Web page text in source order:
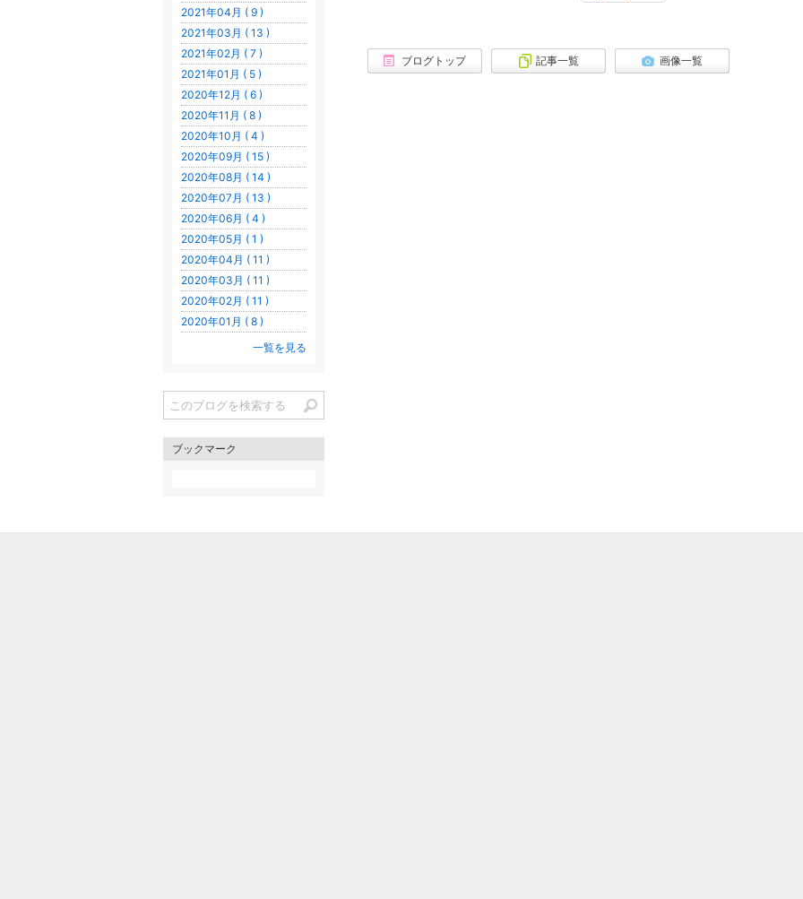
ブログトップ 記事一覧 画像一覧
2021年04月 ( 9 )
2021年03月 ( 13 )
2021年02月 ( 7 )
2021年01月 ( 5 )
2020年12月 ( 6 )
2020年11月 ( 8 )
2020年10月 ( 4 )
2020年09月 ( 15 )
2020年08月 ( 14 )
2020年07月 ( 13 )
2020年06月 ( 4 )
2020年05月 ( 1 )
2020年04月 ( 11 )
2020年03月 ( 11 )
2020年02月 ( 11 )
2020年01月 ( 8 )
一覧を見る
ブックマーク